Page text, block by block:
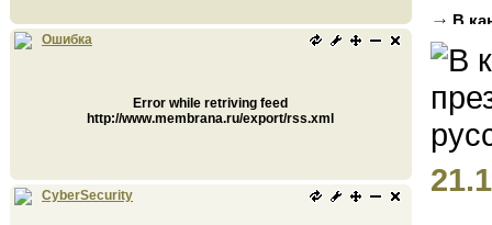
Ошибка
Error while retriving feed
http://www.membrana.ru/export/rss.xml
CyberSecurity
В